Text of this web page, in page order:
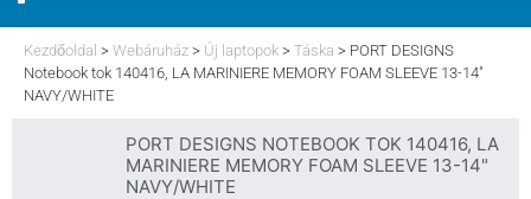
LETÖLTÉSEK
HASZNÁLT LAPTOP
AKCIÓ
LAPTOP ALKATRÉSZ
KOMPONENS
Kezdőoldal > Webáruház > Új laptopok > Táska > PORT DESIGNS
Notebook tok 140416, LA MARINIERE MEMORY FOAM SLEEVE 13-14″
NAVY/WHITE
PORT DESIGNS NOTEBOOK TOK 140416, LA
MARINIERE MEMORY FOAM SLEEVE 13-14"
NAVY/WHITE